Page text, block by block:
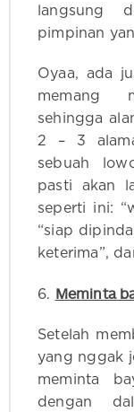
langsung
pimpinan
Oyaa, ada
memang
sehingga
2 – 3
sebuah
pasti akan
seperti ini:
“siap
keterima”,
6. Meminta
Setelah
yang nggak
meminta
dengan